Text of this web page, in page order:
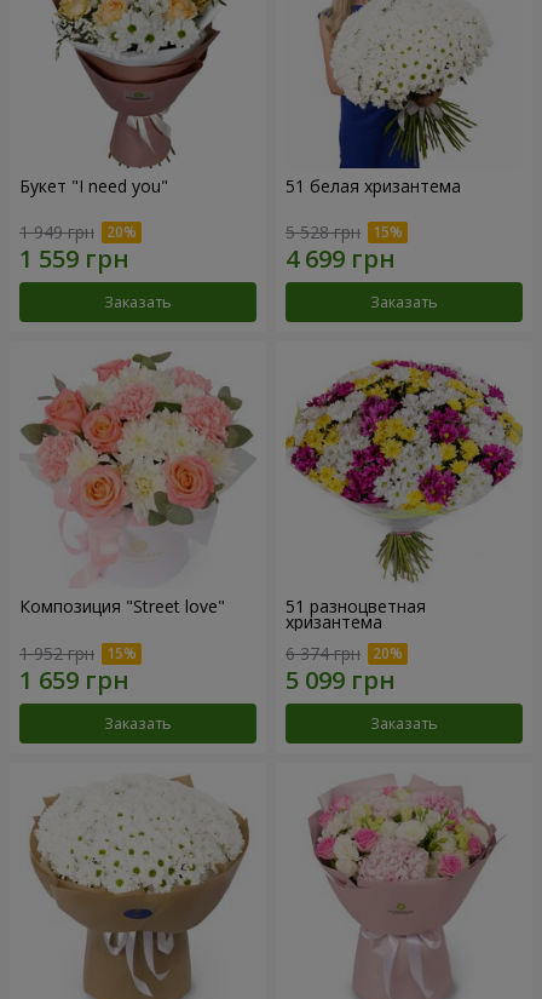
Букет "I need you"
1 949 грн
Заказать
51 белая хризантема
5 528 грн
Заказать
Композиция "Street love"
1 952 грн
Заказать
51 разноцветная
хризантема
6 374 грн
Заказать